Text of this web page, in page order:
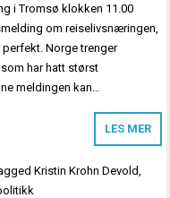
i Tromsø klokken 11.00
om reiselivsnæringen,
perfekt. Norge trenger
har hatt størst
meldingen kan…
LES MER
Kristin Krohn Devold